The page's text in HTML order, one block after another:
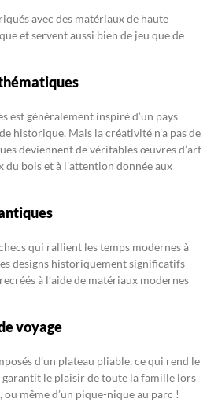
avec des matériaux de haute
et servent aussi bien de jeu que de
est généralement inspiré d’un pays
historique. Mais la créativité n’a pas de
deviennent de véritables œuvres d’art
bois et à l’attention donnée aux
qui rallient les temps modernes à
designs historiquement significatifs
à l’aide de matériaux modernes
voyage
d’un plateau pliable, ce qui rend le
le plaisir de toute la famille lors
même d’un pique-nique au parc !